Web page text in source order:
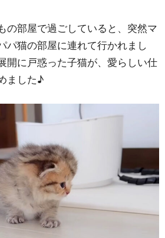
の部屋で過ごしていると、突然マ
パ猫の部屋に連れて行かれまし
開に戸惑った子猫が、愛らしい仕
ました♪